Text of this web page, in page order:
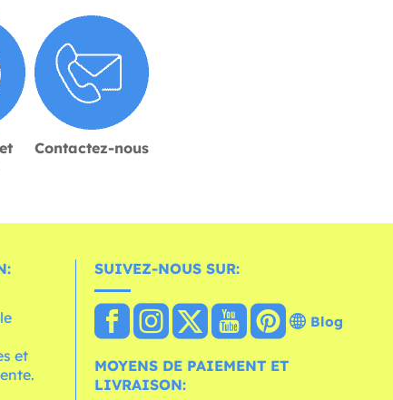
Contactez-nous
et
SUIVEZ-NOUS SUR:
Blog
MOYENS DE PAIEMENT ET
LIVRAISON: